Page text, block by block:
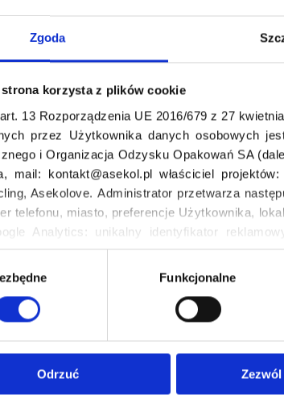
Zgoda
strona korzysta z plików cookie
13 Rozporządzenia UE 2016/679 z 27
przez Użytkownika danych osobowych
i Organizacja Odzysku Opakowań SA
mail: kontakt@asekol.pl właściciel
Asekolove. Administrator przetwarza
telefonu, miasto, preferencje Użytkownika,
Analytics: unikalny identyfikator
z serwisu, dane demograficzne: kraj,
Funkcjonalne
Odrzuć
Polska
przeznaczony tylko dla osób mających